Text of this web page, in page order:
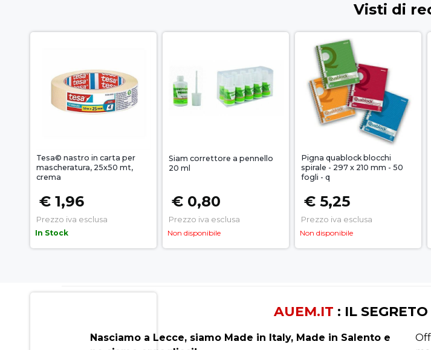
Visti di
Tesa© nastro in carta per
mascheratura, 25x50 mt,
crema
€ 1,96
Prezzo iva esclusa
In Stock
Siam correttore a pennello
20 ml
€ 0,80
Prezzo iva esclusa
Non disponibile
Pigna quablock blocchi
spirale - 297 x 210 mm - 50
fogli - q
€ 5,25
Prezzo iva esclusa
Non disponibile
AUEM.IT : IL
Nasciamo a Lecce, siamo Made in Italy, Made in Salento e